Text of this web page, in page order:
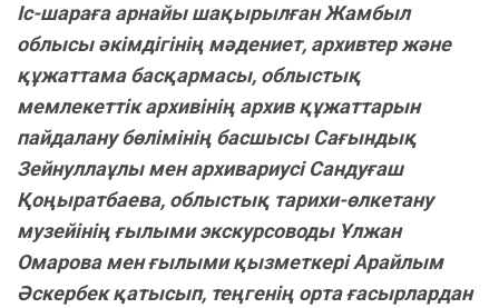
Іс-шараға арнайы шақырылған Жамбыл
облысы әкімдігінің мәдениет, архивтер және
құжаттама басқармасы, облыстық
мемлекеттік архивінің архив құжаттарын
пайдалану бөлімінің басшысы Сағындық
Зейнуллаұлы мен архивариусі Сандуғаш
Қоңыратбаева, облыстық тарихи-өлкетану
музейінің ғылыми экскурсоводы Ұлжан
Омарова мен ғылыми қызметкері Арайлым
Әскербек қатысып, теңгенің орта ғасырлардан